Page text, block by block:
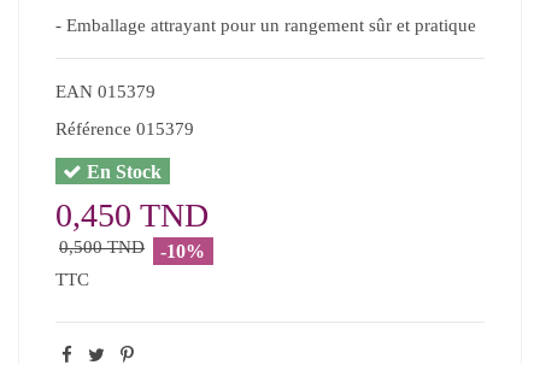
- Emballage attrayant pour un rangement sûr et pratique
EAN 015379
Référence 015379
En Stock
0,450 TND
0,500 TND -10%
TTC